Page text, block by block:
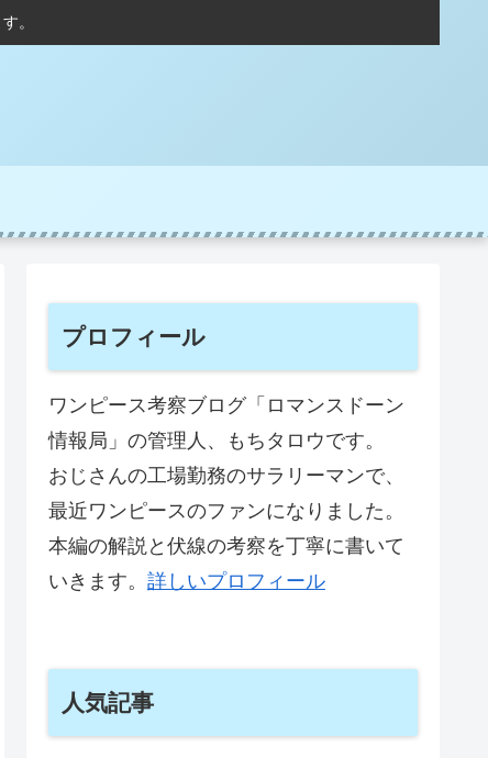
。
プロフィール
ワンピース考察ブログ「ロマンスドーン
情報局」の管理人、もちタロウです。
おじさんの工場勤務のサラリーマンで、
最近ワンピースのファンになりました。
本編の解説と伏線の考察を丁寧に書いて
いきます。 詳しいプロフィール
人気記事